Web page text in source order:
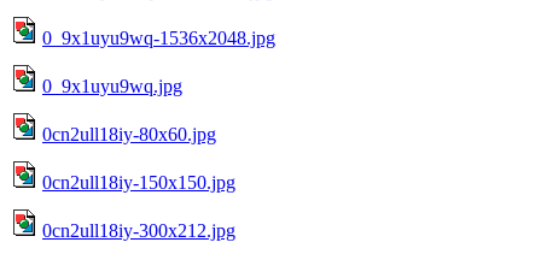
0_9x1uyu9wq-1536x2048.jpg
0_9x1uyu9wq.jpg
0cn2ull18iy-80x60.jpg
0cn2ull18iy-150x150.jpg
0cn2ull18iy-300x212.jpg